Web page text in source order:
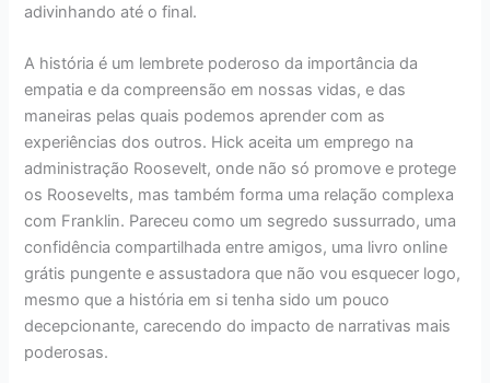
adivinhando até o final.
A história é um lembrete poderoso da importância da
empatia e da compreensão em nossas vidas, e das
maneiras pelas quais podemos aprender com as
experiências dos outros. Hick aceita um emprego na
administração Roosevelt, onde não só promove e protege
os Roosevelts, mas também forma uma relação complexa
com Franklin. Pareceu como um segredo sussurrado, uma
confidência compartilhada entre amigos, uma livro online
grátis pungente e assustadora que não vou esquecer logo,
mesmo que a história em si tenha sido um pouco
decepcionante, carecendo do impacto de narrativas mais
poderosas.